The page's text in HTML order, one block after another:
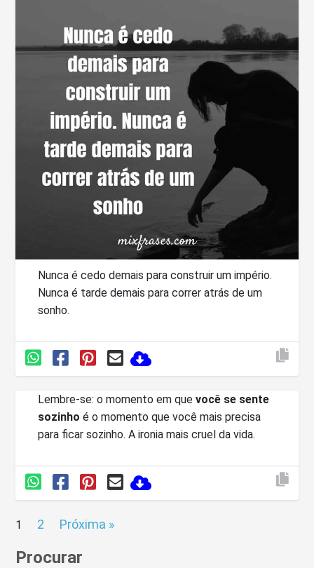
Nunca é cedo demais para construir um império.
Nunca é tarde demais para correr atrás de um
sonho.
Lembre-se: o momento em quevocê se sente
sozinho é o momento que você mais precisa
para ficar sozinho. A ironia mais cruel da vida.
1 2 Próxima »
Procurar